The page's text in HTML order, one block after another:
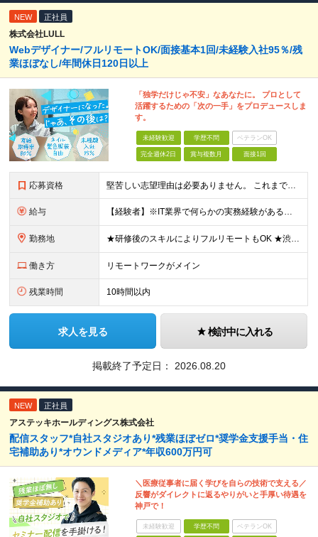
NEW 正社員
株式会社LULL
Webデザイナー/フルリモートOK/面接基本1回/未経験入社95％/残
業ほぼなし/年間休日120日以上
「独学だけじゃ不安」なあなたに。 プロとして
活躍するための「次の一手」をプロデュースしま
す。
未経験歓迎 学歴不問 ベテランOK
完全週休2日 賞与複数月 面接1回
応募資格 堅苦しい志望理由は必要ありません。 これまでの経験や経歴よりも、私たちは“これから”を重視します。 ★学歴・経歴不問 ★完全未経験OK ★社会人デビュー歓迎 ★第二新卒OK ＼当てはまる方はぜひご
給与 【経験者】※IT業界で何らかの実務経験がある方 月給35万円～＋業績賞与＋交通費＋各種手当 ※固定残業代（30時間分／6万6,610円～）を含む。超過分は追加支給。 能力やスキルを考慮し、初任給を決定
勤務地 ★研修後のスキルによりフルリモートもOK ★渋谷駅徒歩2分！100席の新しいコワーキングスペース完備 ★本社、東京都、神奈川県、埼玉県、千葉県などのプロジェクト先 【本社】 東京都渋谷区渋谷3-10
働き方 リモートワークがメイン
残業時間 10時間以内
求人を見る 検討中に入れる
掲載終了予定日： 2026.08.20
NEW 正社員
アステッキホールディングス株式会社
配信スタッフ*自社スタジオあり*残業ほぼゼロ*奨学金支援手当・住
宅補助あり*オウンドメディア*年収600万円可
＼医療従事者に届く学びを自らの技術で支える／
反響がダイレクトに返るやりがいと手厚い待遇を
神戸で！
未経験歓迎 学歴不問 ベテランOK